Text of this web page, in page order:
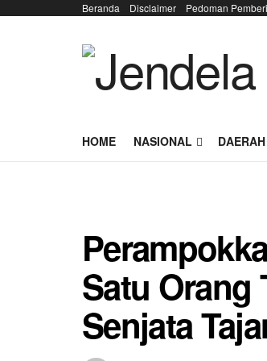
Beranda Disclaimer Pedoman
HOME NASIONAL DAERAH
Satu Orang
Senjata